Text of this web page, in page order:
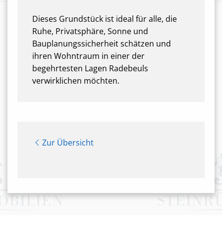
Dieses Grundstück ist ideal für alle, die
Ruhe, Privatsphäre, Sonne und
Bauplanungssicherheit schätzen und
ihren Wohntraum in einer der
begehrtesten Lagen Radebeuls
verwirklichen möchten.
Zur Übersicht